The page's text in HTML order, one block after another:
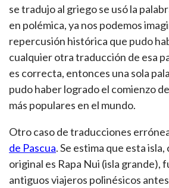
se tradujo al griego se usó la
en polémica, ya nos podemos
repercusión histórica que pudo
cualquier otra traducción de esa
es correcta, entonces una sola
pudo haber logrado el comienzo
más populares en el mundo.
Otro caso de traducciones
de Pascua. Se estima que esta
original es Rapa Nui (isla grande),
antiguos viajeros polinésicos antes